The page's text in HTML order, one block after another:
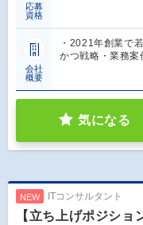
応募
資格
会社
概要
・2021年創業で
かつ戦略・業務案
気になる
NEW ITコンサルタント
【立ち上げポジシ